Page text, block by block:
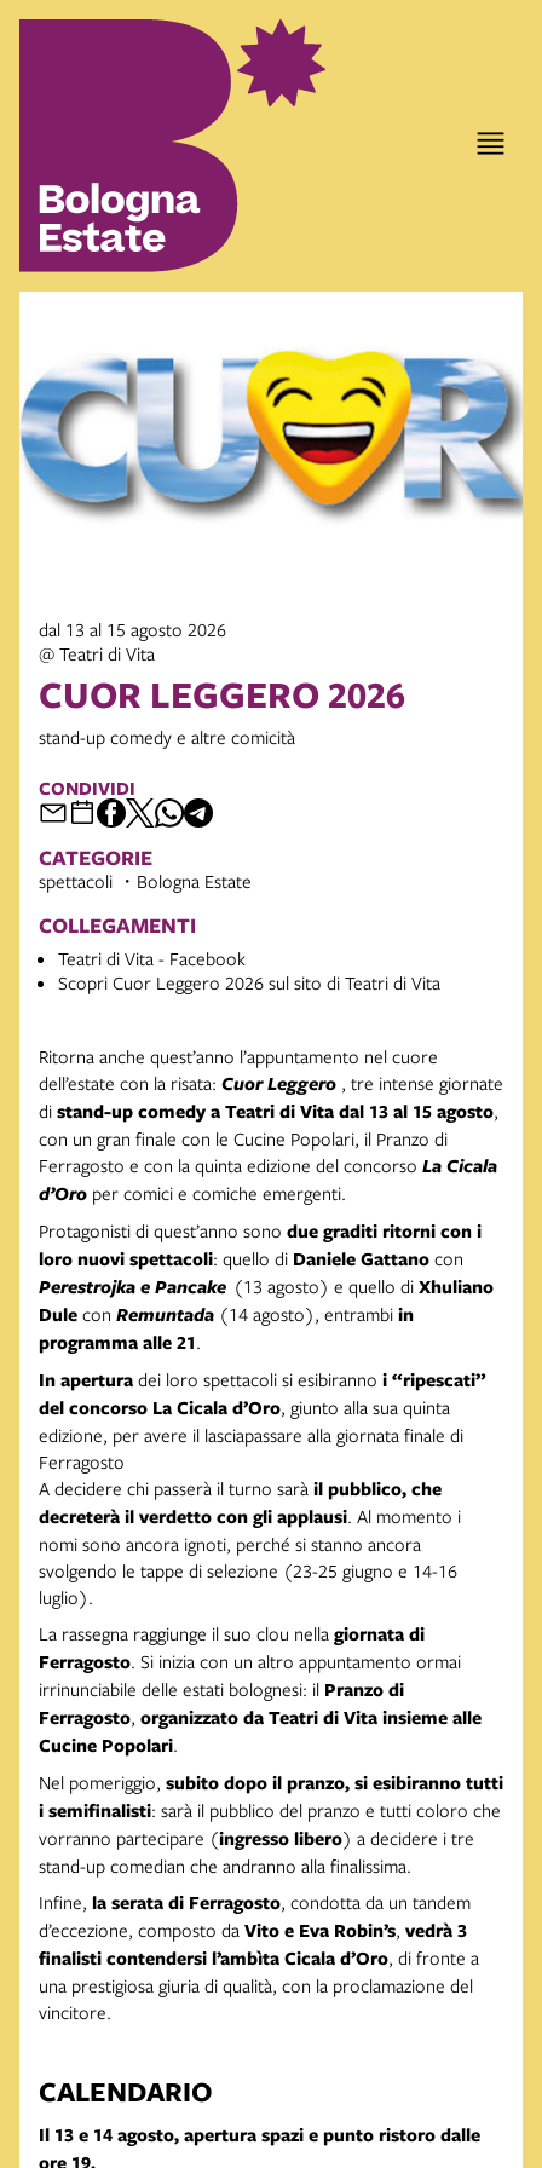
dal 13 al 15 agosto 2026
@ Teatri di Vita
CUOR LEGGERO 2026
stand-up comedy e altre comicità
CONDIVIDI
CATEGORIE
spettacoli Bologna Estate
COLLEGAMENTI
Teatri di Vita - Facebook
Scopri Cuor Leggero 2026 sul sito di Teatri di Vita
Ritorna anche quest’anno l’appuntamento nel cuore
dell’estate con la risata: Cuor Leggero , tre intense giornate
di stand-up comedya Teatri di Vita dal 13 al 15 agosto,
con un gran finale con le Cucine Popolari, il Pranzo di
Ferragosto e con la quinta edizione del concorso La Cicala
d’Oro per comici e comiche emergenti.
Protagonisti di quest’anno sono due graditi ritorni con i
loro nuovi spettacoli: quello di Daniele Gattano con
Perestrojka e Pancake (13 agosto) e quello di Xhuliano
Dule con Remuntada (14 agosto), entrambi in
programma alle 21.
In apertura dei loro spettacoli si esibiranno i “ripescati”
del concorso La Cicala d’Oro, giunto alla sua quinta
edizione, per avere il lasciapassare alla giornata finale di
Ferragosto
A decidere chi passerà il turno sarà il pubblico, che
decreterà il verdetto con gli applausi. Al momento i
nomi sono ancora ignoti, perché si stanno ancora
svolgendo le tappe di selezione (23-25 giugno e 14-16
luglio).
La rassegna raggiunge il suo clou nella giornata di
Ferragosto. Si inizia con un altro appuntamento ormai
irrinunciabile delle estati bolognesi: il Pranzo di
Ferragosto, organizzato da Teatri di Vita insieme alle
Cucine Popolari.
Nel pomeriggio, subito dopo il pranzo, si esibiranno tutti
i semifinalisti: sarà il pubblico del pranzo e tutti coloro che
vorranno partecipare (ingresso libero) a decidere i tre
stand-up comedian che andranno alla finalissima.
Infine, la serata di Ferragosto, condotta da un tandem
d’eccezione, composto da Vito e Eva Robin’s, vedrà 3
finalisti contendersi l’ambìta Cicala d’Oro, di fronte a
una prestigiosa giuria di qualità, con la proclamazione del
vincitore.
CALENDARIO
Il 13 e 14 agosto, apertura spazi e punto ristoro dalle
ore 19.